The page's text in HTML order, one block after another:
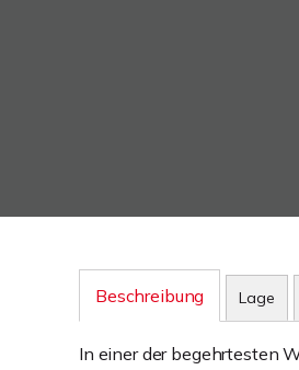
Beschreibung Lage
In einer der begehrtesten